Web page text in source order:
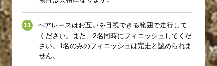
ペアレースはお互いを目視できる範囲で走行して
ください。また、2名同時にフィニッシュしてくだ
さい。1名のみのフィニッシュは完走と認められま
せん。